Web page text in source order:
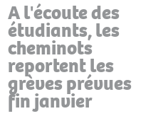
A l'écoute des
étudiants, les
cheminots
reportent les
grèves prévues
fin janvier